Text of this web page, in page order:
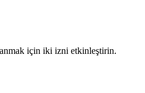
için iki izni etkinleştirin.